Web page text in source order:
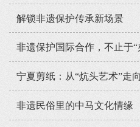
解锁非遗保护传承新场景
非遗保护国际合作，不止于“
宁夏剪纸：从“炕头艺术”走
非遗民俗里的中马文化情缘